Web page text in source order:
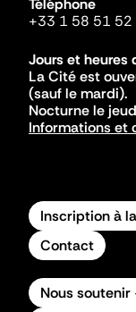
Téléphone
+33 1 58 51 52
Jours et heures
La Cité est
(sauf le mardi).
Nocturne le
Informations et
Inscription à
Contact
Nous soutenir